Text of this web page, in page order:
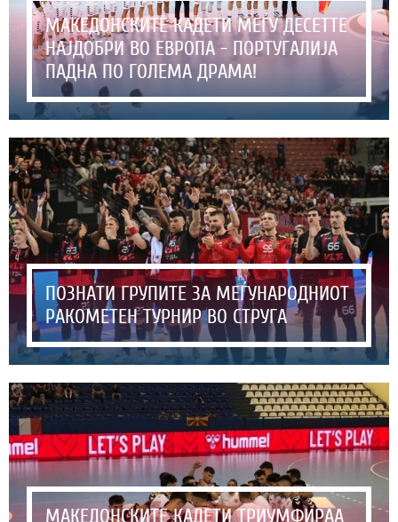
МАКЕДОНСКИТЕ КАДЕТИ МЕЃУ ДЕСЕТТЕ
НАЈДОБРИ ВО ЕВРОПА - ПОРТУГАЛИЈА
ПАДНА ПО ГОЛЕМА ДРАМА!
ПОЗНАТИ ГРУПИТЕ ЗА МЕЃУНАРОДНИОТ
РАКОМЕТЕН ТУРНИР ВО СТРУГА
МАКЕДОНСКИТЕ КАДЕТИ ТРИУМФИРАА